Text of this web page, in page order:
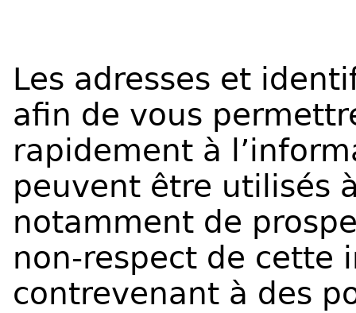
Les adresses et
afin de vous
rapidement à
peuvent être utilisés
notamment de
non-respect de cette
contrevenant à des